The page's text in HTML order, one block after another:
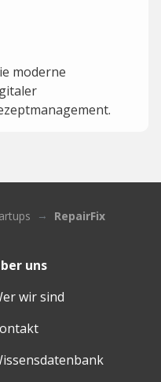
moderne
RepairFix
uns
wir sind